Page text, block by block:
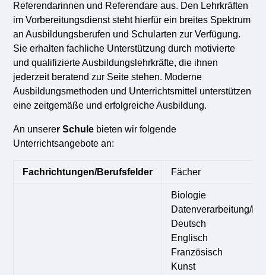
Referendarinnen und Referendare aus. Den Lehrkräften
im Vorbereitungsdienst steht hierfür ein breites Spektrum
an Ausbildungsberufen und Schularten zur Verfügung.
Sie erhalten fachliche Unterstützung durch motivierte
und qualifizierte Ausbildungslehrkräfte, die ihnen
jederzeit beratend zur Seite stehen. Moderne
Ausbildungsmethoden und Unterrichtsmittel unterstützen
eine zeitgemäße und erfolgreiche Ausbildung.
An unserer Schule bieten wir folgende
Unterrichtsangebote an:
Fachrichtungen/Berufsfelder Fächer
Biologie
Datenverarbeitung/
Deutsch
Englisch
Französisch
Kunst